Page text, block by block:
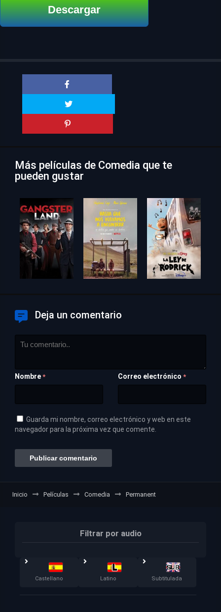
Descargar
Más películas de Comedia que te
pueden gustar
Deja un comentario
Nombre * Correo electrónico *
Guarda mi nombre, correo electrónico y web en este
navegador para la próxima vez que comente.
Inicio Películas Comedia Permanent
Filtrar por audio
Castellano Latino Subtitulada